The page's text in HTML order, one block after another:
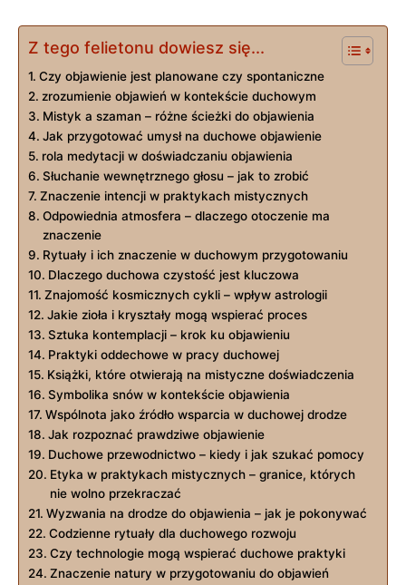
Z tego felietonu dowiesz się...
Czy objawienie jest planowane czy spontaniczne
zrozumienie objawień w kontekście duchowym
Mistyk a szaman – różne ścieżki do objawienia
Jak przygotować umysł na duchowe objawienie
rola medytacji w doświadczaniu objawienia
Słuchanie wewnętrznego głosu – jak to zrobić
Znaczenie intencji w praktykach mistycznych
Odpowiednia atmosfera – dlaczego otoczenie ma
znaczenie
Rytuały i ich znaczenie w duchowym przygotowaniu
Dlaczego duchowa czystość jest kluczowa
Znajomość kosmicznych cykli – wpływ astrologii
Jakie zioła i kryształy mogą wspierać proces
Sztuka kontemplacji – krok ku objawieniu
Praktyki oddechowe w pracy duchowej
Książki, które otwierają na mistyczne doświadczenia
Symbolika snów w kontekście objawienia
Wspólnota jako źródło wsparcia w duchowej drodze
Jak rozpoznać prawdziwe objawienie
Duchowe przewodnictwo – kiedy i jak szukać pomocy
Etyka w praktykach mistycznych – granice, których
nie wolno przekraczać
Wyzwania na drodze do objawienia – jak je pokonywać
Codzienne rytuały dla duchowego rozwoju
Czy technologie mogą wspierać duchowe praktyki
Znaczenie natury w przygotowaniu do objawień